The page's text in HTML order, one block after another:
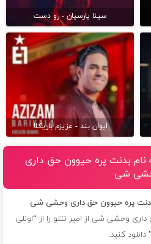
سینا پارسیان - رو دست
ایوان بند - عزیزم باریکلا
نام بدنت پره حیوون حق دارى
شى
بدنت پره حیوون حق دارى وحشى شى
دارى وحشى شى از امیر تتلو را از “اونلی
کنید.